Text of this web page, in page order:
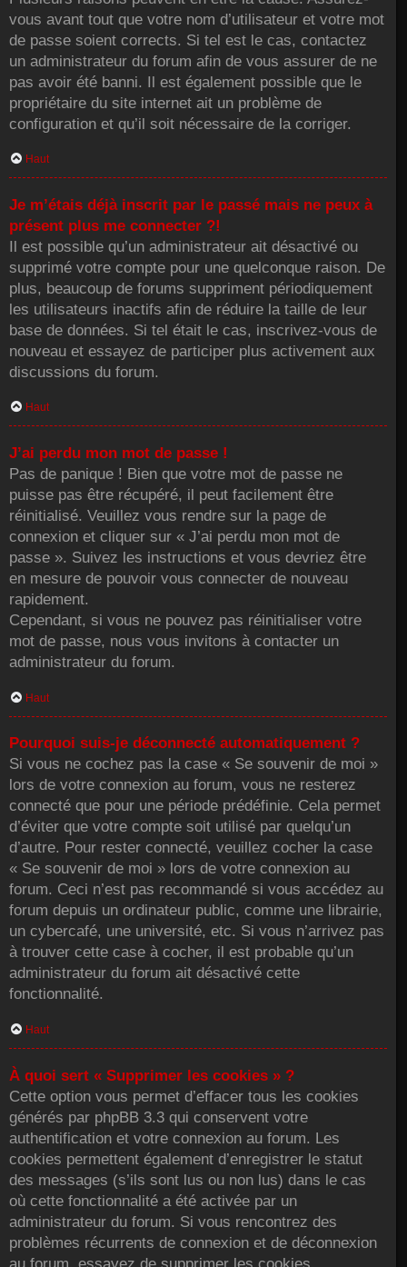
vous avant tout que votre nom d’utilisateur et votre mot
de passe soient corrects. Si tel est le cas, contactez
un administrateur du forum afin de vous assurer de ne
pas avoir été banni. Il est également possible que le
propriétaire du site internet ait un problème de
configuration et qu’il soit nécessaire de la corriger.
Haut
Je m’étais déjà inscrit par le passé mais ne peux à
présent plus me connecter ?!
Il est possible qu’un administrateur ait désactivé ou
supprimé votre compte pour une quelconque raison. De
plus, beaucoup de forums suppriment périodiquement
les utilisateurs inactifs afin de réduire la taille de leur
base de données. Si tel était le cas, inscrivez-vous de
nouveau et essayez de participer plus activement aux
discussions du forum.
Haut
J’ai perdu mon mot de passe !
Pas de panique ! Bien que votre mot de passe ne
puisse pas être récupéré, il peut facilement être
réinitialisé. Veuillez vous rendre sur la page de
connexion et cliquer sur « J’ai perdu mon mot de
passe ». Suivez les instructions et vous devriez être
en mesure de pouvoir vous connecter de nouveau
rapidement.
Cependant, si vous ne pouvez pas réinitialiser votre
mot de passe, nous vous invitons à contacter un
administrateur du forum.
Haut
Pourquoi suis-je déconnecté automatiquement ?
Si vous ne cochez pas la case « Se souvenir de moi »
lors de votre connexion au forum, vous ne resterez
connecté que pour une période prédéfinie. Cela permet
d’éviter que votre compte soit utilisé par quelqu’un
d’autre. Pour rester connecté, veuillez cocher la case
« Se souvenir de moi » lors de votre connexion au
forum. Ceci n’est pas recommandé si vous accédez au
forum depuis un ordinateur public, comme une librairie,
un cybercafé, une université, etc. Si vous n’arrivez pas
à trouver cette case à cocher, il est probable qu’un
administrateur du forum ait désactivé cette
fonctionnalité.
Haut
À quoi sert « Supprimer les cookies » ?
Cette option vous permet d’effacer tous les cookies
générés par phpBB 3.3 qui conservent votre
authentification et votre connexion au forum. Les
cookies permettent également d’enregistrer le statut
des messages (s’ils sont lus ou non lus) dans le cas
où cette fonctionnalité a été activée par un
administrateur du forum. Si vous rencontrez des
problèmes récurrents de connexion et de déconnexion
au forum, essayez de supprimer les cookies.